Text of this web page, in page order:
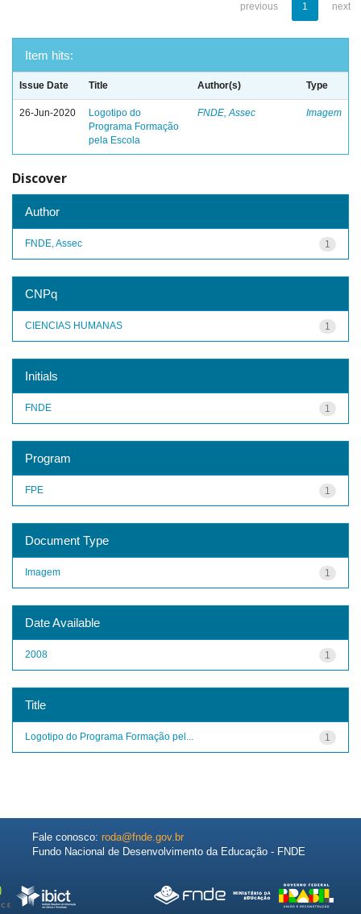
previous 1 next
Item hits:
Issue Date Title Author(s) Type
26-Jun-2020
Logotipo do
Programa Formação
pela Escola
FNDE, Assec Imagem
Discover
Author
1
FNDE, Assec
CNPq
1
CIENCIAS HUMANAS
Initials
1
FNDE
Program
1
FPE
Document Type
1
Imagem
Date Available
1
2008
Title
1
Logotipo do Programa Formação pel...
Fale conosco: roda@fnde.gov.br
Fundo Nacional de Desenvolvimento da Educação - FNDE